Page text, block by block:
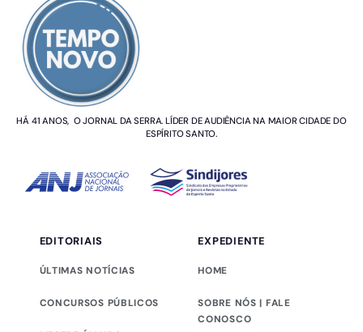
HÁ 41 ANOS, O JORNAL DA SERRA. LÍDER DE AUDIÊNCIA NA MAIOR CIDADE DO
ESPÍRITO SANTO.
EDITORIAIS
ÚLTIMAS NOTÍCIAS
CONCURSOS PÚBLICOS
EXPEDIENTE
HOME
SOBRE NÓS | FALE
CONOSCO